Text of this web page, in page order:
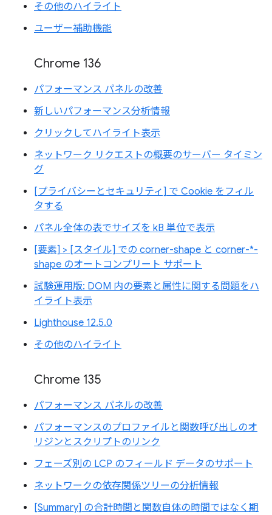
その他のハイライト
ユーザー補助機能
Chrome 136
パフォーマンス パネルの改善
新しいパフォーマンス分析情報
クリックしてハイライト表示
ネットワーク リクエストの概要のサーバー タイミン
グ
[プライバシーとセキュリティ] で Cookie をフィル
タする
パネル全体の表でサイズを kB 単位で表示
[要素] > [スタイル] での corner-shape と corner-*-
shape のオートコンプリート サポート
試験運用版: DOM 内の要素と属性に関する問題をハ
イライト表示
Lighthouse 12.5.0
その他のハイライト
Chrome 135
パフォーマンス パネルの改善
パフォーマンスのプロファイルと関数呼び出しのオ
リジンとスクリプトのリンク
フェーズ別の LCP のフィールド データのサポート
ネットワークの依存関係ツリーの分析情報
[Summary] の合計時間と関数自体の時間ではなく期